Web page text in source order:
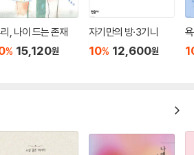
, 나이 드는 존재
% 15,120원
자기만의 방·3기니
10% 12,600원